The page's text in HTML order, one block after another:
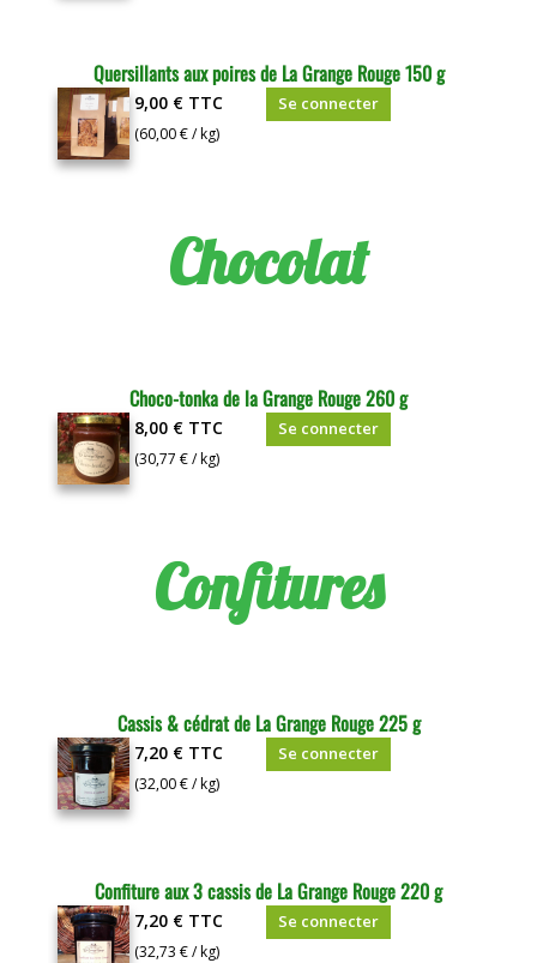
Quersillants aux poires de La Grange Rouge 150 g
9,00 € TTC
(60,00 € / kg)
Se connecter
Chocolat
Choco-tonka de la Grange Rouge 260 g
8,00 € TTC
(30,77 € / kg)
Se connecter
Confitures
Cassis & cédrat de La Grange Rouge 225 g
7,20 € TTC
(32,00 € / kg)
Se connecter
Confiture aux 3 cassis de La Grange Rouge 220 g
7,20 € TTC
(32,73 € / kg)
Se connecter